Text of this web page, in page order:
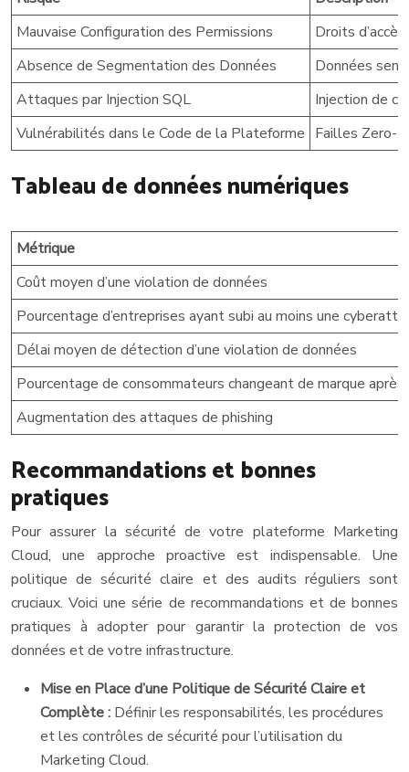
Mauvaise Configuration des Permissions
Droits
Absence de Segmentation des Données
Données
Attaques par Injection SQL
Injection de
Vulnérabilités dans le Code de la Plateforme Failles Zero-
Tableau de données numériques
Métrique
Coût moyen d’une violation de données
Pourcentage d’entreprises ayant subi au moins une
Délai moyen de détection d’une violation de données
Pourcentage de consommateurs changeant de marque
Augmentation des attaques de phishing
Recommandations et bonnes
pratiques
Pour assurer la sécurité de votre plateforme Marketing
Cloud, une approche proactive est indispensable. Une
politique de sécurité claire et des audits réguliers sont
cruciaux. Voici une série de recommandations et de bonnes
pratiques à adopter pour garantir la protection de vos
données et de votre infrastructure.
Mise en Place d’une Politique de Sécurité Claire et
Complète : Définir les responsabilités, les procédures
et les contrôles de sécurité pour l’utilisation du
Marketing Cloud.